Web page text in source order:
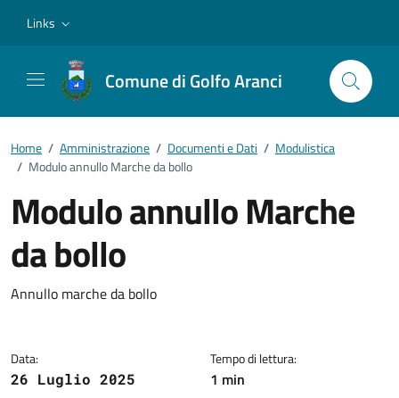
Links
Comune di Golfo Aranci
Home / Amministrazione / Documenti e Dati / Modulistica
/ Modulo annullo Marche da bollo
Modulo annullo Marche
da bollo
Dettagli del documento
Annullo marche da bollo
Data:
26 Luglio 2025
Tempo di lettura:
1 min